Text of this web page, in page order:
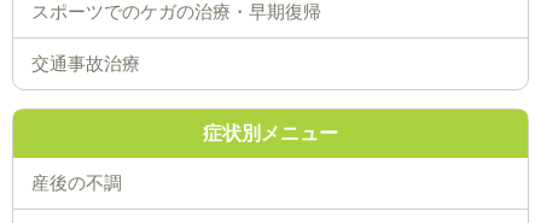
スポーツでのケガの治療・早期復帰
交通事故治療
症状別メニュー
産後の不調